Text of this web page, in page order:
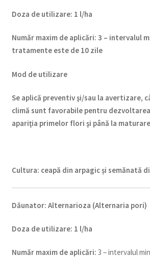
Doza de utilizare: 1 l/ha
Număr maxim de aplicări: 3 – intervalul
tratamente este de 10 zile
Mod de utilizare
Se aplică preventiv şi/sau la avertizare,
climă sunt favorabile pentru
apariţia primelor flori şi până la
Cultura: ceapă din arpagic și semănată
Dăunator: Alternarioza (Alternaria pori)
Doza de utilizare: 1 l/ha
Număr maxim de aplicări: 3 – intervalul